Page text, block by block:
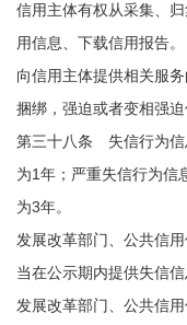
信用主体有权从采集、
用信息、下载信用报告。
向信用主体提供相关服
捆绑，强迫或者变相强迫
第三十八条 失信行为信
为1年；严重失信行为信
为3年。
发展改革部门、公共信
当在公示期内提供失信
发展改革部门、公共信